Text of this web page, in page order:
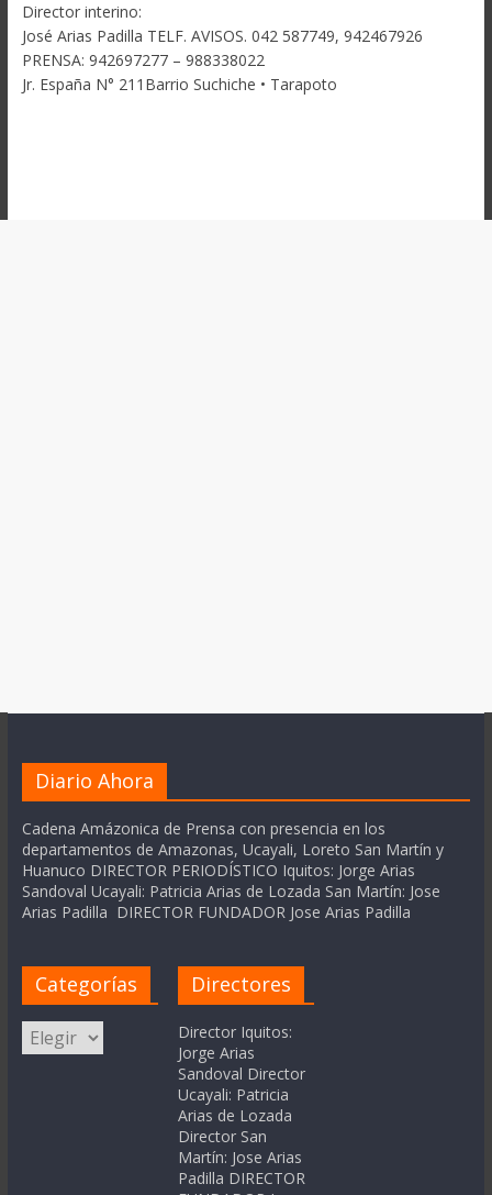
Director interino:
José Arias Padilla TELF. AVISOS. 042 587749, 942467926
PRENSA: 942697277 – 988338022
Jr. España N° 211Barrio Suchiche • Tarapoto
Diario Ahora
Cadena Amázonica de Prensa con presencia en los
departamentos de Amazonas, Ucayali, Loreto San Martín y
Huanuco DIRECTOR PERIODÍSTICO Iquitos: Jorge Arias
Sandoval Ucayali: Patricia Arias de Lozada San Martín: Jose
Arias Padilla DIRECTOR FUNDADOR Jose Arias Padilla
Categorías
Categorías
Directores
Director Iquitos:
Jorge Arias
Sandoval Director
Ucayali: Patricia
Arias de Lozada
Director San
Martín: Jose Arias
Padilla DIRECTOR